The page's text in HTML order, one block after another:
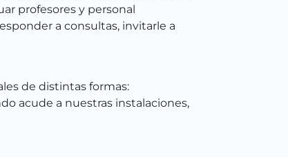
profesores y personal
a consultas, invitarle a
de distintas formas:
acude a nuestras instalaciones,